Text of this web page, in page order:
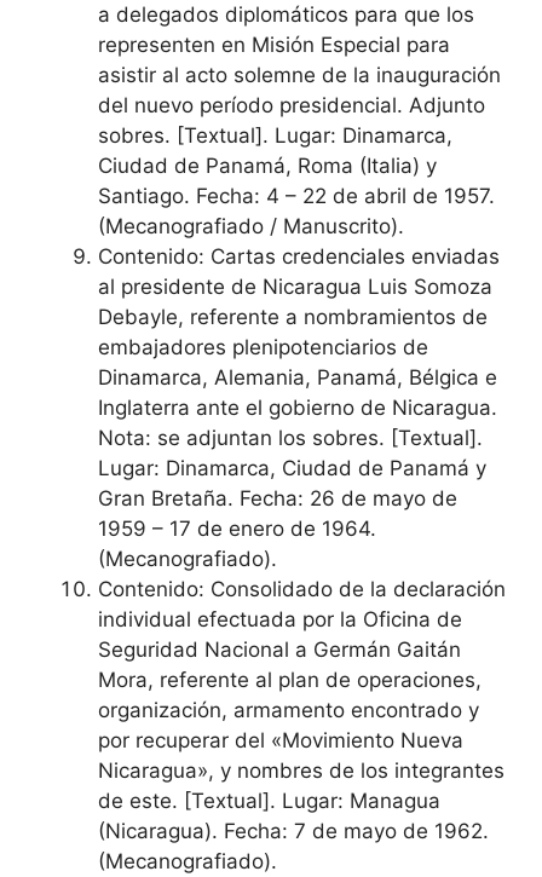
a delegados diplomáticos para que los
representen en Misión Especial para
asistir al acto solemne de la inauguración
del nuevo período presidencial. Adjunto
sobres. [Textual]. Lugar: Dinamarca,
Ciudad de Panamá, Roma (Italia) y
Santiago. Fecha: 4 – 22 de abril de 1957.
(Mecanografiado / Manuscrito).
Contenido: Cartas credenciales enviadas
al presidente de Nicaragua Luis Somoza
Debayle, referente a nombramientos de
embajadores plenipotenciarios de
Dinamarca, Alemania, Panamá, Bélgica e
Inglaterra ante el gobierno de Nicaragua.
Nota: se adjuntan los sobres. [Textual].
Lugar: Dinamarca, Ciudad de Panamá y
Gran Bretaña. Fecha: 26 de mayo de
1959 – 17 de enero de 1964.
(Mecanografiado).
Contenido: Consolidado de la declaración
individual efectuada por la Oficina de
Seguridad Nacional a Germán Gaitán
Mora, referente al plan de operaciones,
organización, armamento encontrado y
por recuperar del «Movimiento Nueva
Nicaragua», y nombres de los integrantes
de este. [Textual]. Lugar: Managua
(Nicaragua). Fecha: 7 de mayo de 1962.
(Mecanografiado).